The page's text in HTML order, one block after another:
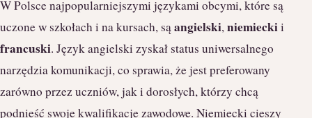
W Polsce najpopularniejszymi językami obcymi, które są
uczone w szkołach i na kursach, sąangielski,niemieckii
francuski. Język angielski zyskał status uniwersalnego
narzędzia komunikacji, co sprawia, że jest preferowany
zarówno przez uczniów, jak i dorosłych, którzy chcą
podnieść swoje kwalifikacje zawodowe. Niemiecki cieszy